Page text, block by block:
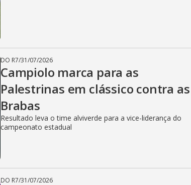
DO R7/31/07/2026
Campiolo marca para as
Palestrinas em clássico contra as
Brabas
Resultado leva o time alviverde para a vice-liderança do
campeonato estadual
DO R7/31/07/2026